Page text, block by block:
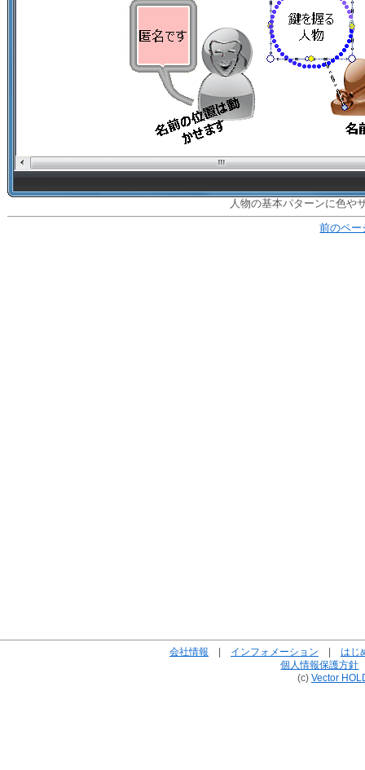
人物の基本パターンに色や
前のペー
会社情報 | インフォメーション | はじ
個人情報保護方針
(c) Vector